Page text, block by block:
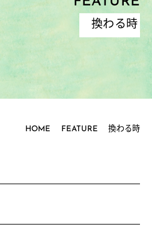
換わる時
HOME FEATURE 換わる時